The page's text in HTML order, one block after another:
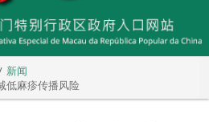
新闻
麻疹传播风险